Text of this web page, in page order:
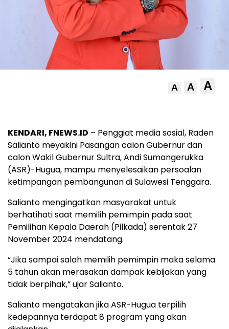
A A A
KENDARI, FNEWS.ID – Penggiat media sosial, Raden
Salianto meyakini Pasangan calon Gubernur dan
calon Wakil Gubernur Sultra, Andi Sumangerukka
(ASR)-Hugua, mampu menyelesaikan persoalan
ketimpangan pembangunan di Sulawesi Tenggara.
Salianto mengingatkan masyarakat untuk
berhatihati saat memilih pemimpin pada saat
Pemilihan Kepala Daerah (Pilkada) serentak 27
November 2024 mendatang.
“Jika sampai salah memilih pemimpin maka selama
5 tahun akan merasakan dampak kebijakan yang
tidak berpihak,” ujar Salianto.
Salianto mengatakan jika ASR-Hugua terpilih
kedepannya terdapat 8 program yang akan